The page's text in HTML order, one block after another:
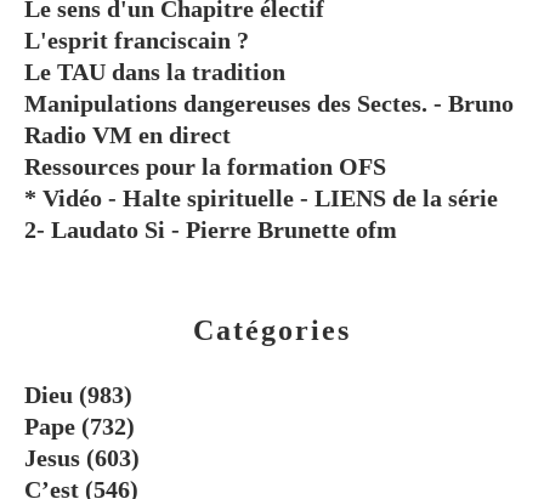
Catégories
Dieu (983)
Pape (732)
Jesus (603)
C’est (546)
Le sens d'un Chapitre électif
L'esprit franciscain ?
Le TAU dans la tradition
Manipulations dangereuses des Sectes. - Bruno
Radio VM en direct
Ressources pour la formation OFS
* Vidéo - Halte spirituelle - LIENS de la série
2- Laudato Si - Pierre Brunette ofm